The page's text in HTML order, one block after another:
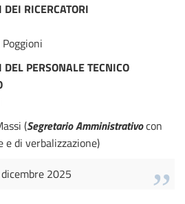
RICERCATORI
PERSONALE TECNICO
(Segretario Amministrativocon
di verbalizzazione)
2025